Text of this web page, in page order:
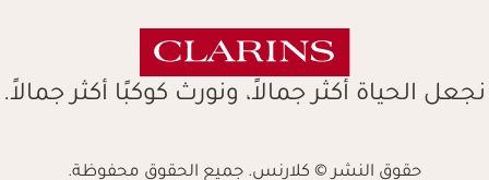
نجعل الحياة أكثر جمالاً، ونورث كوكبًا أكثر جمالاً.
حقوق النشر © كلارنس. جميع الحقوق محفوظة.